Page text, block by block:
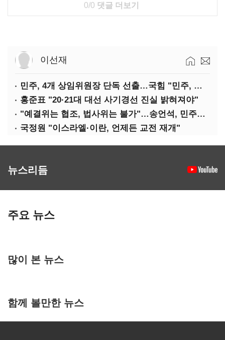
0/0 댓글 더보기
이선재
민주, 4개 상임위원장 단독 선출…국힘 "민주, 협치 무너뜨려"
홍준표 "20·21대 대선 사기경선 진실 밝혀져야"
"예결위는 협조, 법사위는 불가"…송언석, 민주당 압박
국정원 "이스라엘·이란, 언제든 교전 재개"
뉴스리듬
주요 뉴스
많이 본 뉴스
함께 볼만한 뉴스